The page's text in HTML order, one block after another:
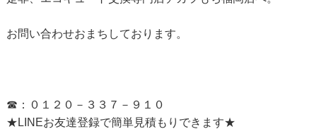
お問い合わせおまちしております。
☎：０１２０－３３７－９１０
★LINEお友達登録で簡単見積もりできます★